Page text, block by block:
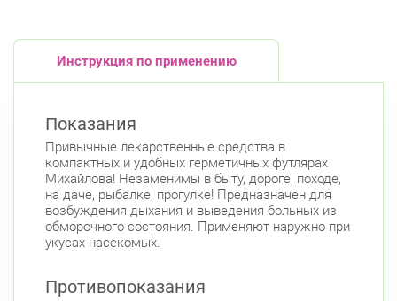
Инструкция по применению
Показания
Привычные лекарственные средства в
компактных и удобных герметичных футлярах
Михайлова! Незаменимы в быту, дороге, походе,
на даче, рыбалке, прогулке! Предназначен для
возбуждения дыхания и выведения больных из
обморочного состояния. Применяют наружно при
укусах насекомых.
Противопоказания